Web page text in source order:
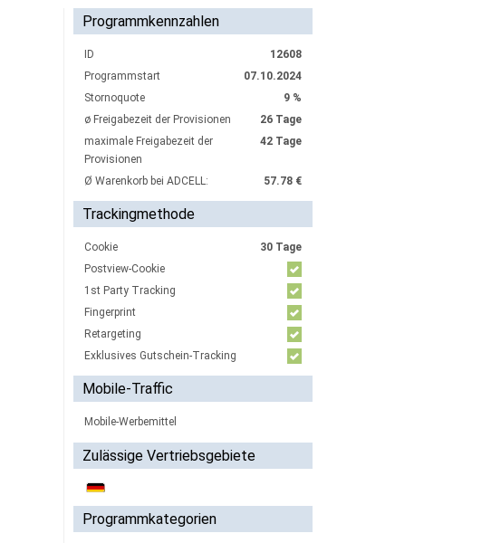
Programmkennzahlen
ID
12608
Programmstart
07.10.2024
Stornoquote
9 %
ø Freigabezeit der Provisionen
26 Tage
maximale Freigabezeit der
Provisionen
42 Tage
Ø Warenkorb bei ADCELL: 57.78 €
Trackingmethode
Cookie
30 Tage
Postview-Cookie
1st Party Tracking
Fingerprint
Retargeting
Exklusives Gutschein-Tracking
Mobile-Traffic
Mobile-Werbemittel
Zulässige Vertriebsgebiete
Programmkategorien